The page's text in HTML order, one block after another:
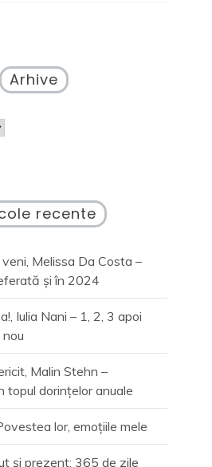
Arhive
recente
Melissa Da Costa –
și în 2024
Iulia Nani – 1, 2, 3 apoi
Malin Stehn –
topul dorințelor anuale
lor, emoțiile mele
și prezent: 365 de zile